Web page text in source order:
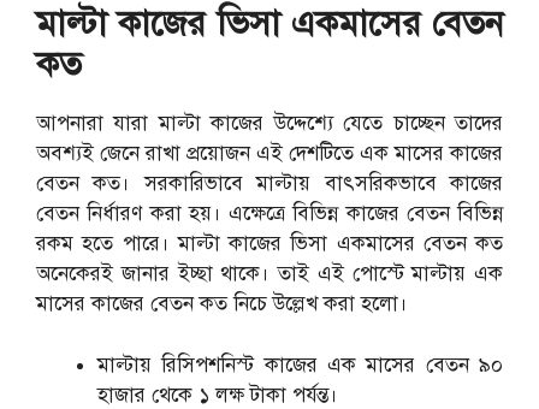
মাল্টা কাজের ভিসা একমাসের বেতন
কত
আপনারা যারা মাল্টা কাজের উদ্দেশ্যে যেতে চাচ্ছেন তাদের
অবশ্যই জেনে রাখা প্রয়োজন এই দেশটিতে এক মাসের কাজের
বেতন কত। সরকারিভাবে মাল্টায় বাৎসরিকভাবে কাজের
বেতন নির্ধারণ করা হয়। এক্ষেত্রে বিভিন্ন কাজের বেতন বিভিন্ন
রকম হতে পারে। মাল্টা কাজের ভিসা একমাসের বেতন কত
অনেকেরই জানার ইচ্ছা থাকে। তাই এই পোস্টে মাল্টায় এক
মাসের কাজের বেতন কত নিচে উল্লেখ করা হলো।
মাল্টায় রিসিপশনিস্ট কাজের এক মাসের বেতন ৯০
হাজার থেকে ১ লক্ষ টাকা পর্যন্ত।